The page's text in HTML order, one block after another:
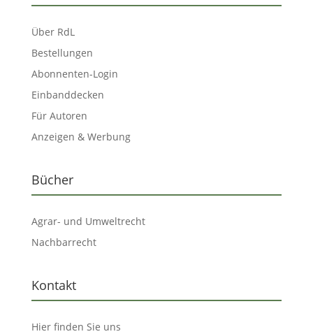
Über RdL
Bestellungen
Abonnenten-Login
Einbanddecken
Für Autoren
Anzeigen & Werbung
Bücher
Agrar- und Umweltrecht
Nachbarrecht
Kontakt
Hier finden Sie uns